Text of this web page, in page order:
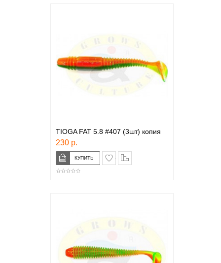
TIOGA FAT 5.8 #407 (3шт) копия
230 р.
в закладки